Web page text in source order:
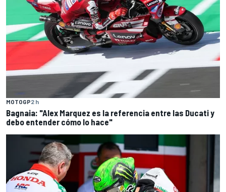
MOTOGP2 h
Bagnaia: "Alex Marquez es la referencia entre las Ducati y
debo entender cómo lo hace"